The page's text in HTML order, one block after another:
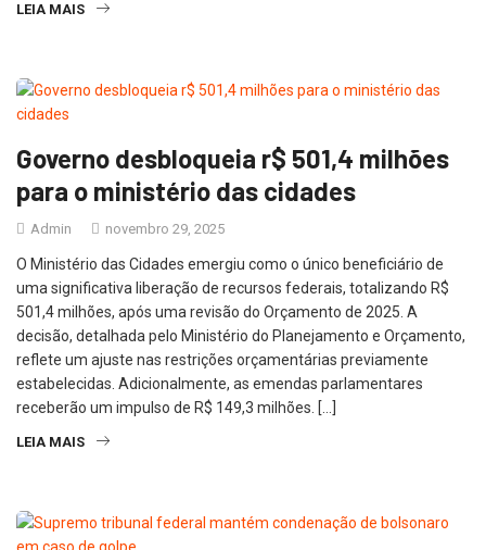
LEIA MAIS
Governo desbloqueia r$ 501,4 milhões
para o ministério das cidades
Admin novembro 29, 2025
O Ministério das Cidades emergiu como o único beneficiário de
uma significativa liberação de recursos federais, totalizando R$
501,4 milhões, após uma revisão do Orçamento de 2025. A
decisão, detalhada pelo Ministério do Planejamento e Orçamento,
reflete um ajuste nas restrições orçamentárias previamente
estabelecidas. Adicionalmente, as emendas parlamentares
receberão um impulso de R$ 149,3 milhões. […]
LEIA MAIS